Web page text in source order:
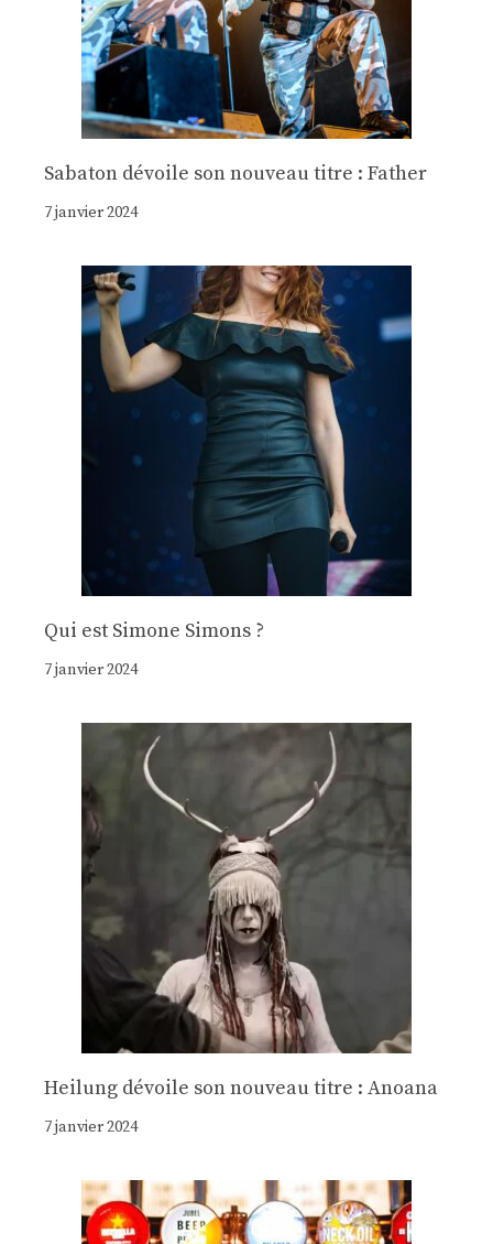
Sabaton dévoile son nouveau titre : Father
7 janvier 2024
Qui est Simone Simons ?
7 janvier 2024
Heilung dévoile son nouveau titre : Anoana
7 janvier 2024